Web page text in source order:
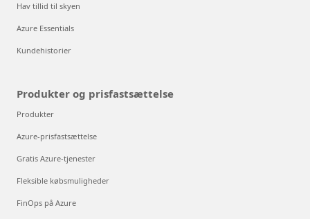
Hav tillid til skyen
Azure Essentials
Kundehistorier
Produkter og prisfastsættelse
Produkter
Azure-prisfastsættelse
Gratis Azure-tjenester
Fleksible købsmuligheder
FinOps på Azure